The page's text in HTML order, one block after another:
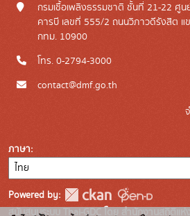
กรมเชื้อเพลิงธรรมชาติ ชั้นที่ 21-22 ศูน
คารบี เลขที่ 555/2 ถนนวิภาวดีรังสิต แ
กทม. 10900
โทร. 0-2794-3000
contact@dmf.go.th
ภาษา
Powered by:
สนับสนุนระบบ Thai-GDC โดย สำนักงานสถิติแห่ง